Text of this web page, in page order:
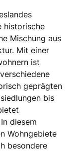
historische
Mischung aus
Mit einer
ist
geprägten
bis
diesem
Wohngebiete
besondere